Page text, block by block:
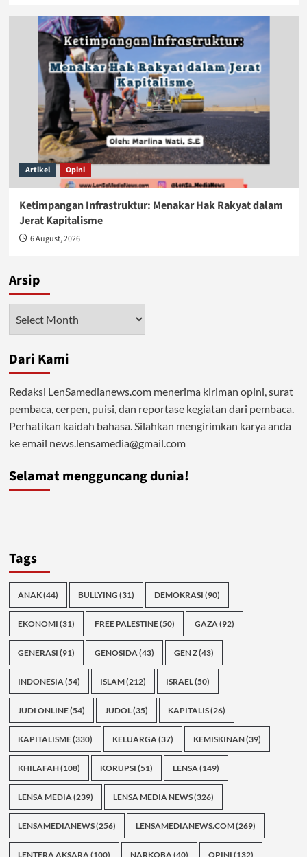
Artikel Opini
Ketimpangan Infrastruktur: Menakar Hak Rakyat dalam
Jerat Kapitalisme
6 August, 2026
Arsip
Dari Kami
Redaksi LenSamedianews.com menerima kiriman opini, surat
pembaca, cerpen, puisi, dan reportase kegiatan dari pembaca.
Perhatikan kaidah bahasa. Silahkan mengirimkan karya anda
ke email news.lensamedia@gmail.com
Selamat mengguncang dunia!
Tags
ANAK(44) BULLYING (31) DEMOKRASI (90)
EKONOMI (31) FREE PALESTINE(50) GAZA(92)
GENERASI (91) GENOSIDA(43) GEN Z(43)
INDONESIA(54) ISLAM(212) ISRAEL(50)
JUDI ONLINE(54) JUDOL(35) KAPITALIS(26)
KAPITALISME(330) KELUARGA(37) KEMISKINAN(39)
KHILAFAH(108) KORUPSI (51) LENSA(149)
LENSA MEDIA(239) LENSA MEDIA NEWS(326)
LENSAMEDIANEWS(256) LENSAMEDIANEWS.COM(269)
LENTERA AKSARA (100) NARKOBA (40) OPINI (132)